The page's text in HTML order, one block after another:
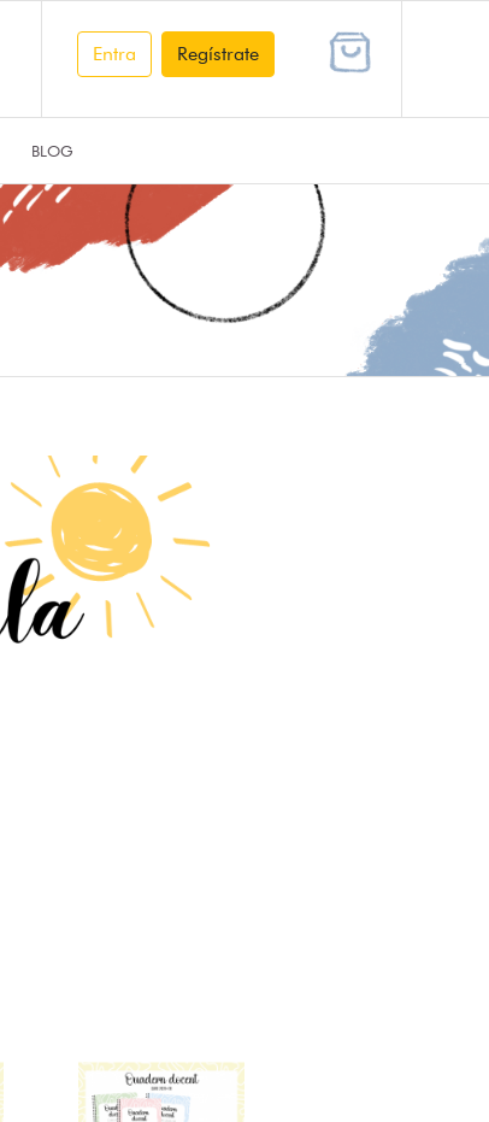
Entra Regístrate
BLOG